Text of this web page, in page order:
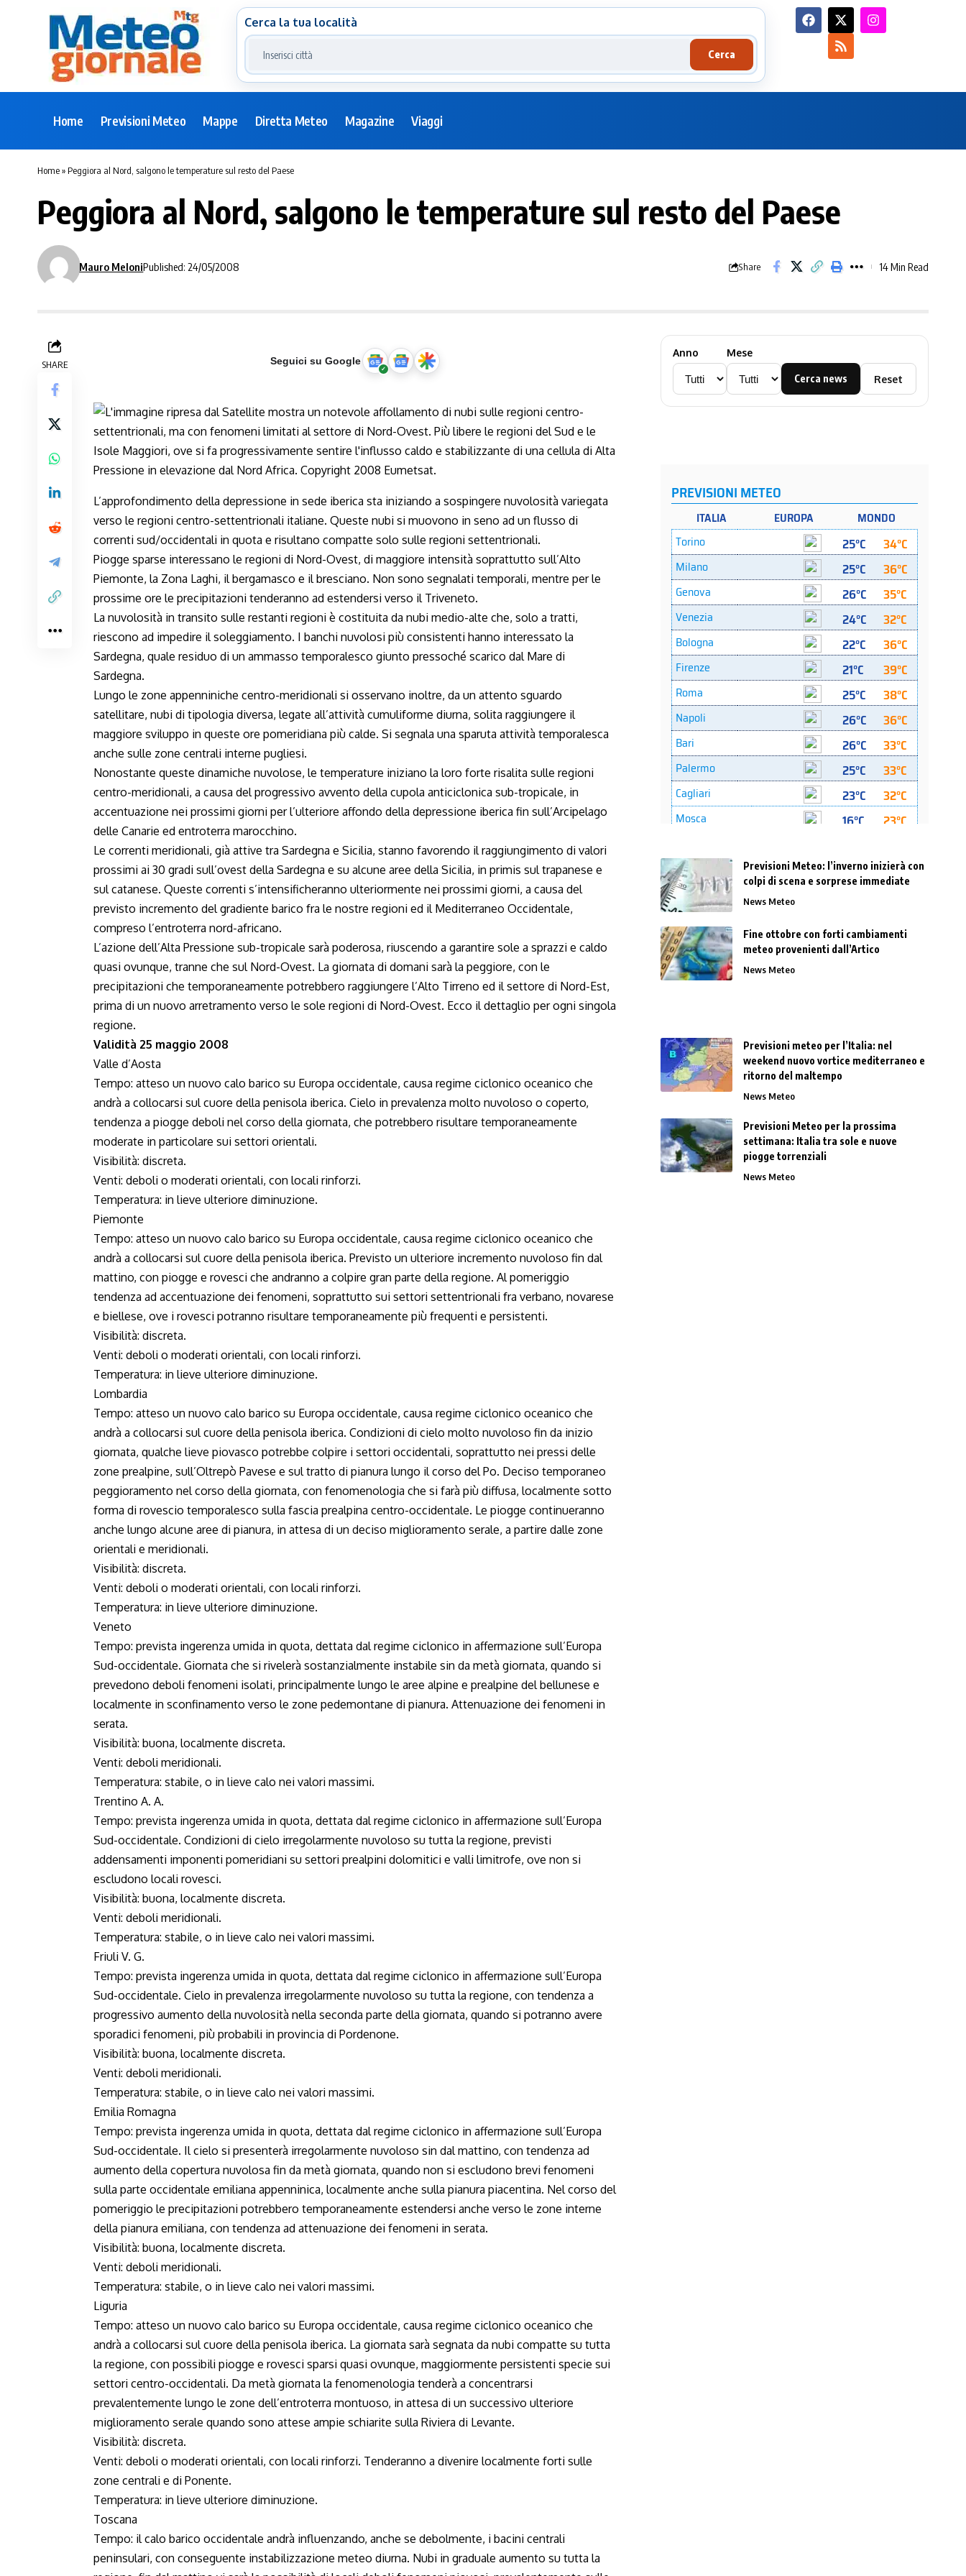
Cerca la tua località
Cerca
Home Previsioni Meteo Mappe Diretta Meteo Magazine Viaggi
Home»Peggiora al Nord, salgono le temperature sul resto del Paese
Peggiora al Nord, salgono le temperature sul resto del Paese
Mauro MeloniPublished: 24/05/2008 Share 14 Min Read
SHARE Seguici su Google
L’approfondimento della depressione in sede iberica sta iniziando a sospingere nuvolosità variegata
verso le regioni centro-settentrionali italiane. Queste nubi si muovono in seno ad un flusso di
correnti sud/occidentali in quota e risultano compatte solo sulle regioni settentrionali.
Piogge sparse interessano le regioni di Nord-Ovest, di maggiore intensità soprattutto sull’Alto
Piemonte, la Zona Laghi, il bergamasco e il bresciano. Non sono segnalati temporali, mentre per le
prossime ore le precipitazioni tenderanno ad estendersi verso il Triveneto.
La nuvolosità in transito sulle restanti regioni è costituita da nubi medio-alte che, solo a tratti,
riescono ad impedire il soleggiamento. I banchi nuvolosi più consistenti hanno interessato la
Sardegna, quale residuo di un ammasso temporalesco giunto pressoché scarico dal Mare di
Sardegna.
Lungo le zone appenniniche centro-meridionali si osservano inoltre, da un attento sguardo
satellitare, nubi di tipologia diversa, legate all’attività cumuliforme diurna, solita raggiungere il
maggiore sviluppo in queste ore pomeridiana più calde. Si segnala una sparuta attività temporalesca
anche sulle zone centrali interne pugliesi.
Nonostante queste dinamiche nuvolose, le temperature iniziano la loro forte risalita sulle regioni
centro-meridionali, a causa del progressivo avvento della cupola anticiclonica sub-tropicale, in
accentuazione nei prossimi giorni per l’ulteriore affondo della depressione iberica fin sull’Arcipelago
delle Canarie ed entroterra marocchino.
Le correnti meridionali, già attive tra Sardegna e Sicilia, stanno favorendo il raggiungimento di valori
prossimi ai 30 gradi sull’ovest della Sardegna e su alcune aree della Sicilia, in primis sul trapanese e
sul catanese. Queste correnti s’intensificheranno ulteriormente nei prossimi giorni, a causa del
previsto incremento del gradiente barico fra le nostre regioni ed il Mediterraneo Occidentale,
compreso l’entroterra nord-africano.
L’azione dell’Alta Pressione sub-tropicale sarà poderosa, riuscendo a garantire sole a sprazzi e caldo
quasi ovunque, tranne che sul Nord-Ovest. La giornata di domani sarà la peggiore, con le
precipitazioni che temporaneamente potrebbero raggiungere l’Alto Tirreno ed il settore di Nord-Est,
prima di un nuovo arretramento verso le sole regioni di Nord-Ovest. Ecco il dettaglio per ogni singola
regione.
Validità 25 maggio 2008
Valle d’Aosta
Tempo: atteso un nuovo calo barico su Europa occidentale, causa regime ciclonico oceanico che
andrà a collocarsi sul cuore della penisola iberica. Cielo in prevalenza molto nuvoloso o coperto,
tendenza a piogge deboli nel corso della giornata, che potrebbero risultare temporaneamente
moderate in particolare sui settori orientali.
Visibilità: discreta.
Venti: deboli o moderati orientali, con locali rinforzi.
Temperatura: in lieve ulteriore diminuzione.
Piemonte
Tempo: atteso un nuovo calo barico su Europa occidentale, causa regime ciclonico oceanico che
andrà a collocarsi sul cuore della penisola iberica. Previsto un ulteriore incremento nuvoloso fin dal
mattino, con piogge e rovesci che andranno a colpire gran parte della regione. Al pomeriggio
tendenza ad accentuazione dei fenomeni, soprattutto sui settori settentrionali fra verbano, novarese
e biellese, ove i rovesci potranno risultare temporaneamente più frequenti e persistenti.
Visibilità: discreta.
Venti: deboli o moderati orientali, con locali rinforzi.
Temperatura: in lieve ulteriore diminuzione.
Lombardia
Tempo: atteso un nuovo calo barico su Europa occidentale, causa regime ciclonico oceanico che
andrà a collocarsi sul cuore della penisola iberica. Condizioni di cielo molto nuvoloso fin da inizio
giornata, qualche lieve piovasco potrebbe colpire i settori occidentali, soprattutto nei pressi delle
zone prealpine, sull’Oltrepò Pavese e sul tratto di pianura lungo il corso del Po. Deciso temporaneo
peggioramento nel corso della giornata, con fenomenologia che si farà più diffusa, localmente sotto
forma di rovescio temporalesco sulla fascia prealpina centro-occidentale. Le piogge continueranno
anche lungo alcune aree di pianura, in attesa di un deciso miglioramento serale, a partire dalle zone
orientali e meridionali.
Visibilità: discreta.
Venti: deboli o moderati orientali, con locali rinforzi.
Temperatura: in lieve ulteriore diminuzione.
Veneto
Tempo: prevista ingerenza umida in quota, dettata dal regime ciclonico in affermazione sull’Europa
Sud-occidentale. Giornata che si rivelerà sostanzialmente instabile sin da metà giornata, quando si
prevedono deboli fenomeni isolati, principalmente lungo le aree alpine e prealpine del bellunese e
localmente in sconfinamento verso le zone pedemontane di pianura. Attenuazione dei fenomeni in
serata.
Visibilità: buona, localmente discreta.
Venti: deboli meridionali.
Temperatura: stabile, o in lieve calo nei valori massimi.
Trentino A. A.
Tempo: prevista ingerenza umida in quota, dettata dal regime ciclonico in affermazione sull’Europa
Sud-occidentale. Condizioni di cielo irregolarmente nuvoloso su tutta la regione, previsti
addensamenti imponenti pomeridiani su settori prealpini dolomitici e valli limitrofe, ove non si
escludono locali rovesci.
Visibilità: buona, localmente discreta.
Venti: deboli meridionali.
Temperatura: stabile, o in lieve calo nei valori massimi.
Friuli V. G.
Tempo: prevista ingerenza umida in quota, dettata dal regime ciclonico in affermazione sull’Europa
Sud-occidentale. Cielo in prevalenza irregolarmente nuvoloso su tutta la regione, con tendenza a
progressivo aumento della nuvolosità nella seconda parte della giornata, quando si potranno avere
sporadici fenomeni, più probabili in provincia di Pordenone.
Visibilità: buona, localmente discreta.
Venti: deboli meridionali.
Temperatura: stabile, o in lieve calo nei valori massimi.
Emilia Romagna
Tempo: prevista ingerenza umida in quota, dettata dal regime ciclonico in affermazione sull’Europa
Sud-occidentale. Il cielo si presenterà irregolarmente nuvoloso sin dal mattino, con tendenza ad
aumento della copertura nuvolosa fin da metà giornata, quando non si escludono brevi fenomeni
sulla parte occidentale emiliana appenninica, localmente anche sulla pianura piacentina. Nel corso del
pomeriggio le precipitazioni potrebbero temporaneamente estendersi anche verso le zone interne
della pianura emiliana, con tendenza ad attenuazione dei fenomeni in serata.
Visibilità: buona, localmente discreta.
Venti: deboli meridionali.
Temperatura: stabile, o in lieve calo nei valori massimi.
Liguria
Tempo: atteso un nuovo calo barico su Europa occidentale, causa regime ciclonico oceanico che
andrà a collocarsi sul cuore della penisola iberica. La giornata sarà segnata da nubi compatte su tutta
la regione, con possibili piogge e rovesci sparsi quasi ovunque, maggiormente persistenti specie sui
settori centro-occidentali. Da metà giornata la fenomenologia tenderà a concentrarsi
prevalentemente lungo le zone dell’entroterra montuoso, in attesa di un successivo ulteriore
miglioramento serale quando sono attese ampie schiarite sulla Riviera di Levante.
Visibilità: discreta.
Venti: deboli o moderati orientali, con locali rinforzi. Tenderanno a divenire localmente forti sulle
zone centrali e di Ponente.
Temperatura: in lieve ulteriore diminuzione.
Toscana
Tempo: il calo barico occidentale andrà influenzando, anche se debolmente, i bacini centrali
peninsulari, con conseguente instabilizzazione meteo diurna. Nubi in graduale aumento su tutta la
Anno Mese
Cerca news Reset
Previsioni Meteo: l’inverno inizierà con
colpi di scena e sorprese immediate
News Meteo
Fine ottobre con forti cambiamenti
meteo provenienti dall’Artico
News Meteo
Previsioni meteo per l’Italia: nel
weekend nuovo vortice mediterraneo e
ritorno del maltempo
News Meteo
Previsioni Meteo per la prossima
settimana: Italia tra sole e nuove
piogge torrenziali
News Meteo